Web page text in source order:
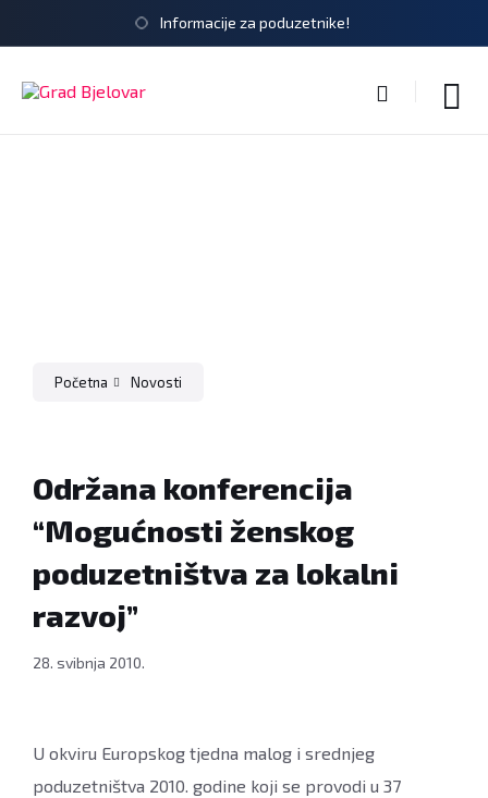
Informacije za poduzetnike!
Početna Novosti
Održana konferencija
“Mogućnosti ženskog
poduzetništva za lokalni
razvoj”
28. svibnja 2010.
U okviru Europskog tjedna malog i srednjeg
poduzetništva 2010. godine koji se provodi u 37